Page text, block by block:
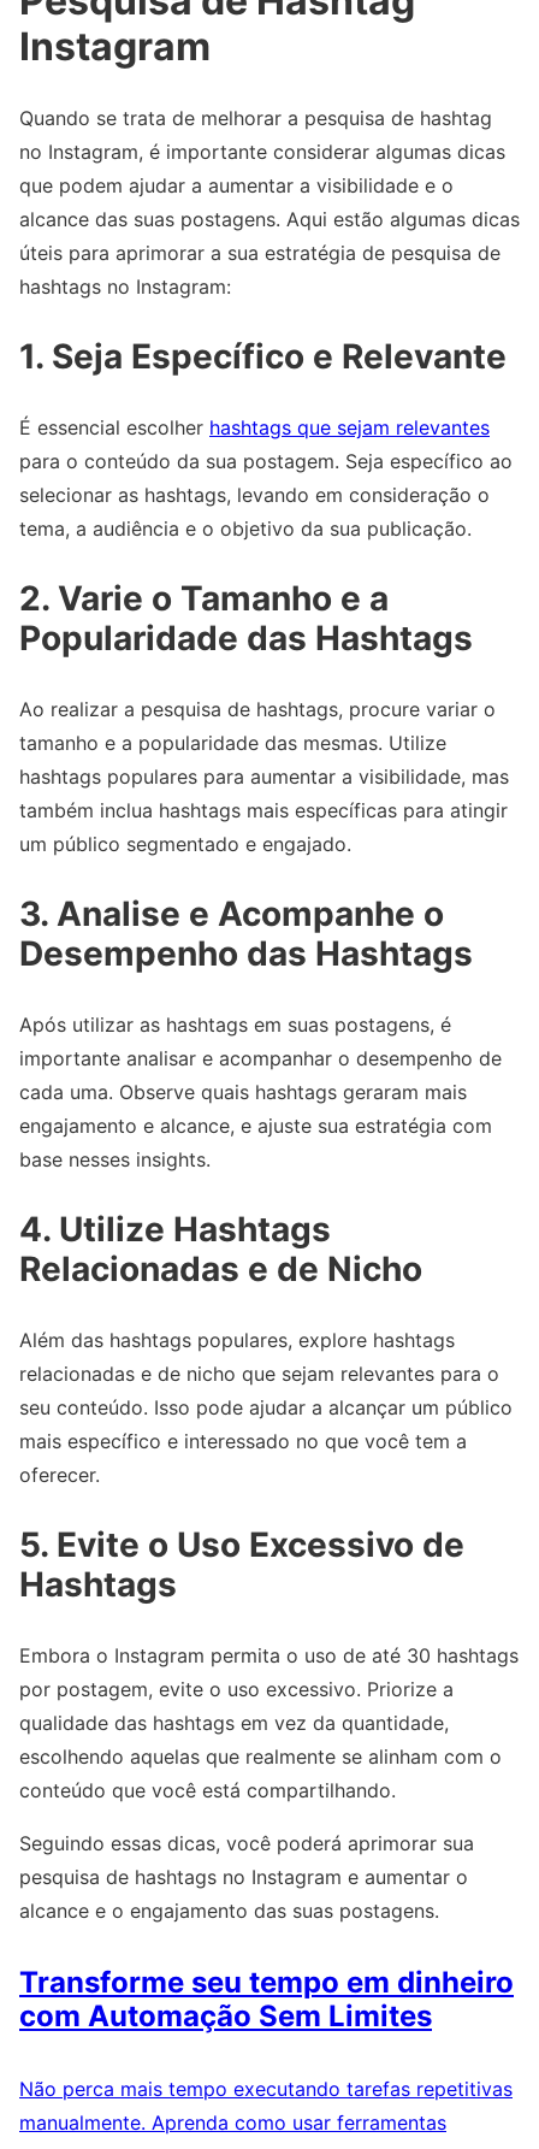
Instagram
Quando se trata de melhorar a pesquisa de hashtag
no Instagram, é importante considerar algumas dicas
que podem ajudar a aumentar a visibilidade e o
alcance das suas postagens. Aqui estão algumas dicas
úteis para aprimorar a sua estratégia de pesquisa de
hashtags no Instagram:
1. Seja Específico e Relevante
É essencial escolher hashtags que sejam relevantes
para o conteúdo da sua postagem. Seja específico ao
selecionar as hashtags, levando em consideração o
tema, a audiência e o objetivo da sua publicação.
2. Varie o Tamanho e a
Popularidade das Hashtags
Ao realizar a pesquisa de hashtags, procure variar o
tamanho e a popularidade das mesmas. Utilize
hashtags populares para aumentar a visibilidade, mas
também inclua hashtags mais específicas para atingir
um público segmentado e engajado.
3. Analise e Acompanhe o
Desempenho das Hashtags
Após utilizar as hashtags em suas postagens, é
importante analisar e acompanhar o desempenho de
cada uma. Observe quais hashtags geraram mais
engajamento e alcance, e ajuste sua estratégia com
base nesses insights.
4. Utilize Hashtags
Relacionadas e de Nicho
Além das hashtags populares, explore hashtags
relacionadas e de nicho que sejam relevantes para o
seu conteúdo. Isso pode ajudar a alcançar um público
mais específico e interessado no que você tem a
oferecer.
5. Evite o Uso Excessivo de
Hashtags
Embora o Instagram permita o uso de até 30 hashtags
por postagem, evite o uso excessivo. Priorize a
qualidade das hashtags em vez da quantidade,
escolhendo aquelas que realmente se alinham com o
conteúdo que você está compartilhando.
Seguindo essas dicas, você poderá aprimorar sua
pesquisa de hashtags no Instagram e aumentar o
alcance e o engajamento das suas postagens.
Transforme seu tempo em dinheiro
com Automação Sem Limites
Não perca mais tempo executando tarefas repetitivas
manualmente. Aprenda como usar ferramentas